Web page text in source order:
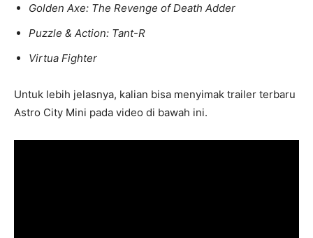
Golden Axe: The Revenge of Death Adder
Puzzle & Action: Tant-R
Virtua Fighter
Untuk lebih jelasnya, kalian bisa menyimak trailer terbaru
Astro City Mini pada video di bawah ini.